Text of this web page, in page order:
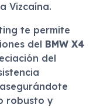
Vizcaína.
te permite
del BMW X4
del
robusto y